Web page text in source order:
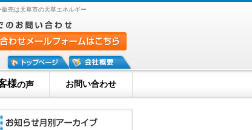
売は天草市の天草エネルギー
様の声 お問い合わせ